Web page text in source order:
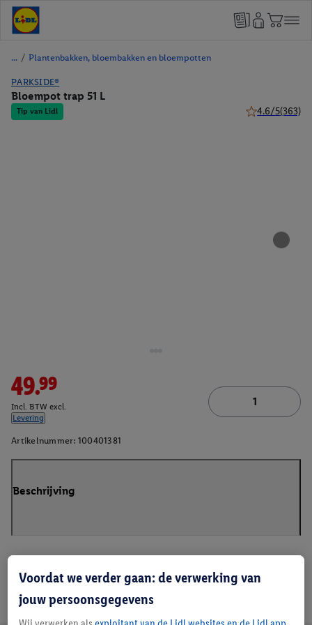
/ Plantenbakken, bloembakken en bloempotten
PARKSIDE®
Bloempot trap 51 L
Tip van Lidl 4.6/5(363)
49.99
Incl. BTW excl.
Levering
Artikelnummer: 100401381
Beschrijving
Voordat we verder gaan: de verwerking van
jouw persoonsgegevens